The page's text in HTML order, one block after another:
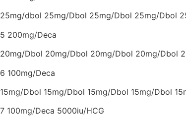
25mg/dbol 25mg/Dbol 25mg/Dbol 25mg/Dbol
5 200mg/Deca
20mg/Dbol 20mg/Dbol 20mg/Dbol 20mg/Dbol
6 100mg/Deca
15mg/Dbol 15mg/Dbol 15mg/Dbol 15mg/Dbol
7 100mg/Deca 5000iu/HCG